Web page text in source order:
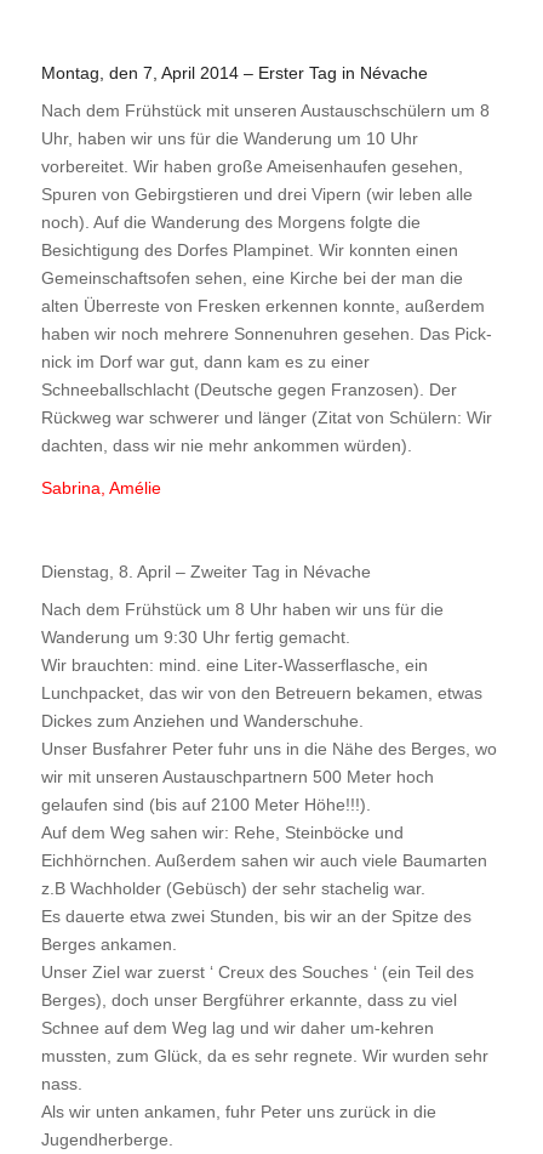
Montag, den 7, April 2014 – Erster Tag in Névache
Nach dem Frühstück mit unseren Austauschschülern um 8
Uhr, haben wir uns für die Wanderung um 10 Uhr
vorbereitet. Wir haben große Ameisenhaufen gesehen,
Spuren von Gebirgstieren und drei Vipern (wir leben alle
noch). Auf die Wanderung des Morgens folgte die
Besichtigung des Dorfes Plampinet. Wir konnten einen
Gemeinschaftsofen sehen, eine Kirche bei der man die
alten Überreste von Fresken erkennen konnte, außerdem
haben wir noch mehrere Sonnenuhren gesehen. Das Pick-
nick im Dorf war gut, dann kam es zu einer
Schneeballschlacht (Deutsche gegen Franzosen). Der
Rückweg war schwerer und länger (Zitat von Schülern: Wir
dachten, dass wir nie mehr ankommen würden).
Sabrina, Amélie
Dienstag, 8. April – Zweiter Tag in Névache
Nach dem Frühstück um 8 Uhr haben wir uns für die
Wanderung um 9:30 Uhr fertig gemacht.
Wir brauchten: mind. eine Liter-Wasserflasche, ein
Lunchpacket, das wir von den Betreuern bekamen, etwas
Dickes zum Anziehen und Wanderschuhe.
Unser Busfahrer Peter fuhr uns in die Nähe des Berges, wo
wir mit unseren Austauschpartnern 500 Meter hoch
gelaufen sind (bis auf 2100 Meter Höhe!!!).
Auf dem Weg sahen wir: Rehe, Steinböcke und
Eichhörnchen. Außerdem sahen wir auch viele Baumarten
z.B Wachholder (Gebüsch) der sehr stachelig war.
Es dauerte etwa zwei Stunden, bis wir an der Spitze des
Berges ankamen.
Unser Ziel war zuerst ‘ Creux des Souches ‘ (ein Teil des
Berges), doch unser Bergführer erkannte, dass zu viel
Schnee auf dem Weg lag und wir daher um-kehren
mussten, zum Glück, da es sehr regnete. Wir wurden sehr
nass.
Als wir unten ankamen, fuhr Peter uns zurück in die
Jugendherberge.